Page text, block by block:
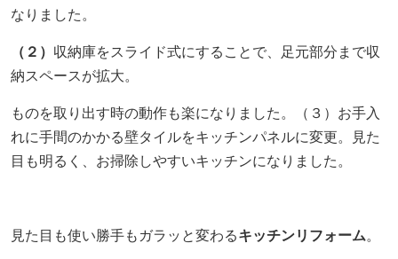
なりました。
（２） 収納庫をスライド式にすることで、足元部分まで収
納スペースが拡大。
ものを取り出す時の動作も楽になりました。（３）お手入
れに手間のかかる壁タイルをキッチンパネルに変更。見た
目も明るく、お掃除しやすいキッチンになりました。
見た目も使い勝手もガラッと変わるキッチンリフォーム。